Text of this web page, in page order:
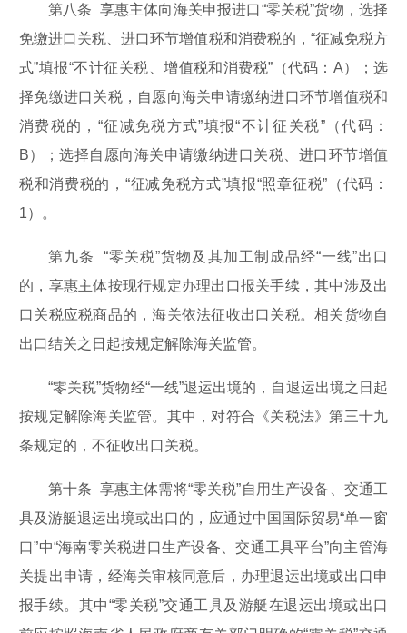
第八条 享惠主体向海关申报进口“零关税”货物，选择
免缴进口关税、进口环节增值税和消费税的，“征减免税方
式”填报“不计征关税、增值税和消费税”（代码：A）；选
择免缴进口关税，自愿向海关申请缴纳进口环节增值税和
消费税的，“征减免税方式”填报“不计征关税”（代码：
B）；选择自愿向海关申请缴纳进口关税、进口环节增值
税和消费税的，“征减免税方式”填报“照章征税”（代码：
1）。
第九条 “零关税”货物及其加工制成品经“一线”出口
的，享惠主体按现行规定办理出口报关手续，其中涉及出
口关税应税商品的，海关依法征收出口关税。相关货物自
出口结关之日起按规定解除海关监管。
“零关税”货物经“一线”退运出境的，自退运出境之日起
按规定解除海关监管。其中，对符合《关税法》第三十九
条规定的，不征收出口关税。
第十条 享惠主体需将“零关税”自用生产设备、交通工
具及游艇退运出境或出口的，应通过中国国际贸易“单一窗
口”中“海南零关税进口生产设备、交通工具平台”向主管海
关提出申请，经海关审核同意后，办理退运出境或出口申
报手续。其中“零关税”交通工具及游艇在退运出境或出口